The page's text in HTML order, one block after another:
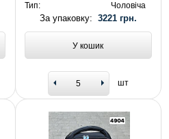
Тип:
Чоловіча
За упаковку: 3221 грн.
У кошик
шт